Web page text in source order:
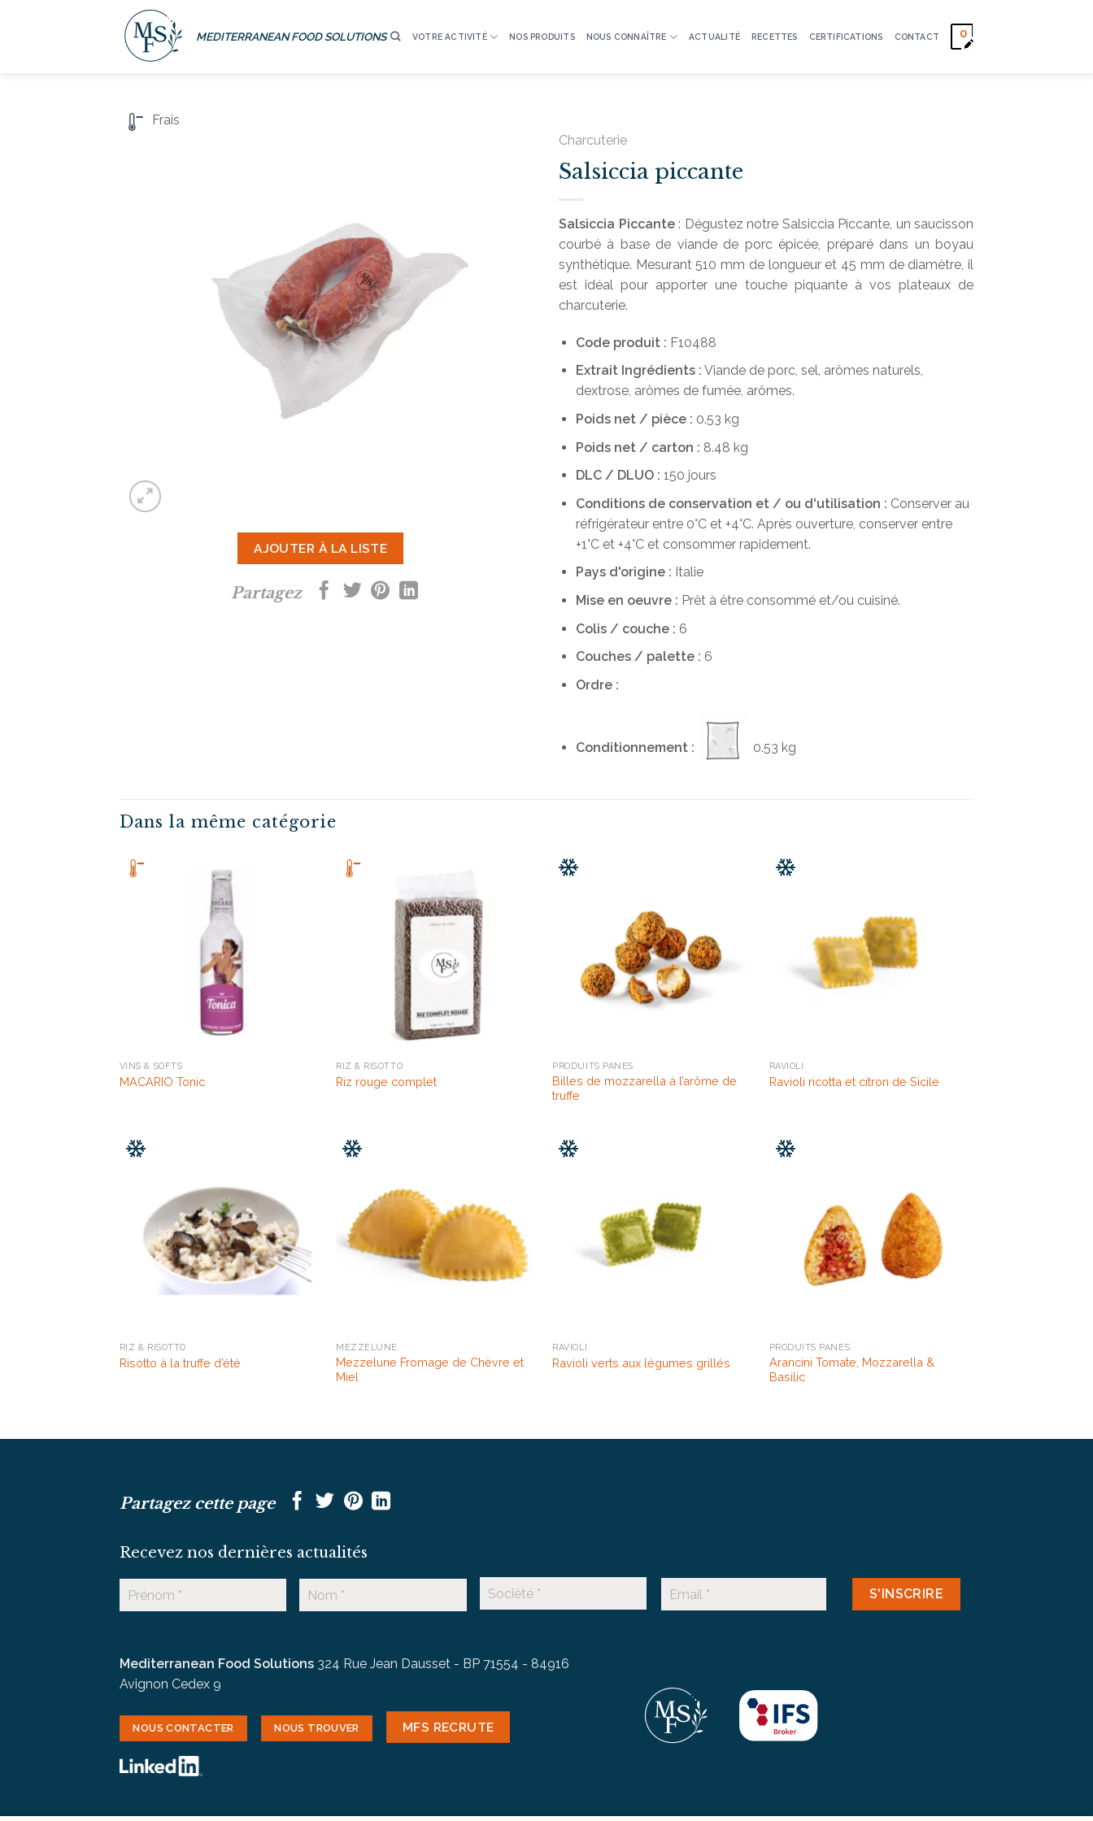
MEDITERRANEAN FOOD SOLUTIONS VOTRE ACTIVITÉ NOS PRODUITS NOUS CONNAÎTRE ACTUALITÉ RECETTES CERTIFICATIONS CONTACT 0
Frais
AJOUTER À LA LISTE
Partagez
Charcuterie
Salsiccia piccante
Salsiccia Piccante: Dégustez notre Salsiccia Piccante, un saucisson
courbé à base de viande de porc épicée, préparé dans un boyau
synthétique. Mesurant 510 mm de longueur et 45 mm de diamètre, il
est idéal pour apporter une touche piquante à vos plateaux de
charcuterie.
Code produit : F10488
Extrait Ingrédients : Viande de porc, sel, arômes naturels,
dextrose, arômes de fumée, arômes.
Poids net / pièce : 0.53 kg
Poids net / carton : 8.48 kg
DLC / DLUO : 150 jours
Conditions de conservation et / ou d'utilisation : Conserver au
réfrigérateur entre 0°C et +4°C. Après ouverture, conserver entre
+1°C et +4°C et consommer rapidement.
Pays d'origine : Italie
Mise en oeuvre : Prêt à être consommé et/ou cuisiné.
Colis / couche : 6
Couches / palette : 6
Ordre :
Conditionnement : 0.53 kg
Dans la même catégorie
VINS & SOFTS
MACARIO Tonic
RIZ & RISOTTO
Riz rouge complet
PRODUITS PANÉS
Billes de mozzarella à l’arôme de
truffe
RAVIOLI
Ravioli ricotta et citron de Sicile
RIZ & RISOTTO
Risotto à la truffe d’été
MEZZELUNE
Mezzelune Fromage de Chèvre et
Miel
RAVIOLI
Ravioli verts aux légumes grillés
PRODUITS PANÉS
Arancini Tomate, Mozzarella &
Basilic
Partagez cette page
Recevez nos dernières actualités
Mediterranean Food Solutions 324 Rue Jean Dausset - BP 71554 - 84916
Avignon Cedex 9
NOUS CONTACTER NOUS TROUVER MFS RECRUTE